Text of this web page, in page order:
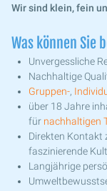
Wir sind klein, fein
Was können Sie
Unvergessliche
Nachhaltige
Gruppen-,
über 18 Jahre
für nachhaltigen
Direkten Kontakt
faszinierende
Langjährige